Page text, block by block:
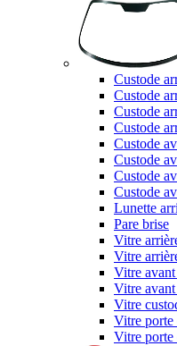
Custode
Custode
Custode
Custode
Custode
Custode
Custode
Custode
Lunette
Pare brise
Vitre
Vitre
Vitre
Vitre
Vitre
Vitre
Vitre porte